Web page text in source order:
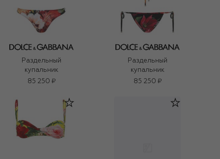
Раздельный
купальник
85 250 ₽
Раздельный
купальник
85 250 ₽